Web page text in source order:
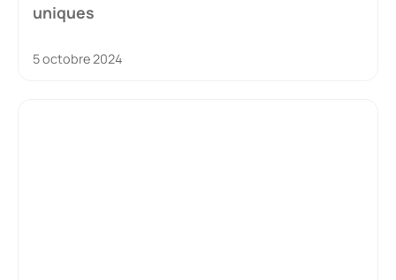
uniques
5 octobre 2024